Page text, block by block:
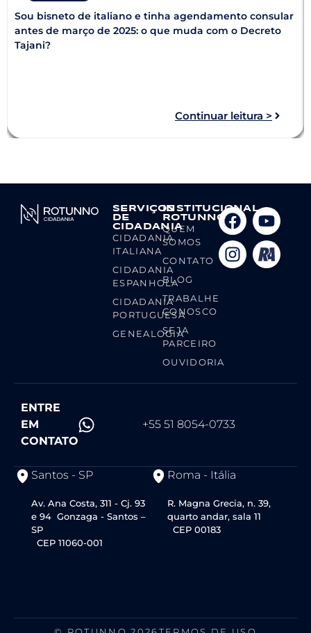
Sou bisneto de italiano e tinha agendamento consular
antes de março de 2025: o que muda com o Decreto
Tajani?
Continuar leitura >
SERVIÇOS
DE
CIDADANIA
CIDADANIA
ITALIANA
CIDADANIA
ESPANHOLA
CIDADANIA
PORTUGUESA
GENEALOGIA
INSTITUCIONAL
ROTUNNO
QUEM
SOMOS
CONTATO
BLOG
TRABALHE
CONOSCO
SEJA
PARCEIRO
OUVIDORIA
ENTRE
EM
CONTATO
+55 51 8054-0733
Santos - SP
Av. Ana Costa, 311 - Cj. 93
e 94 Gonzaga - Santos –
SP
CEP 11060-001
Roma - Itália
R. Magna Grecia, n. 39,
quarto andar, sala 11
CEP 00183